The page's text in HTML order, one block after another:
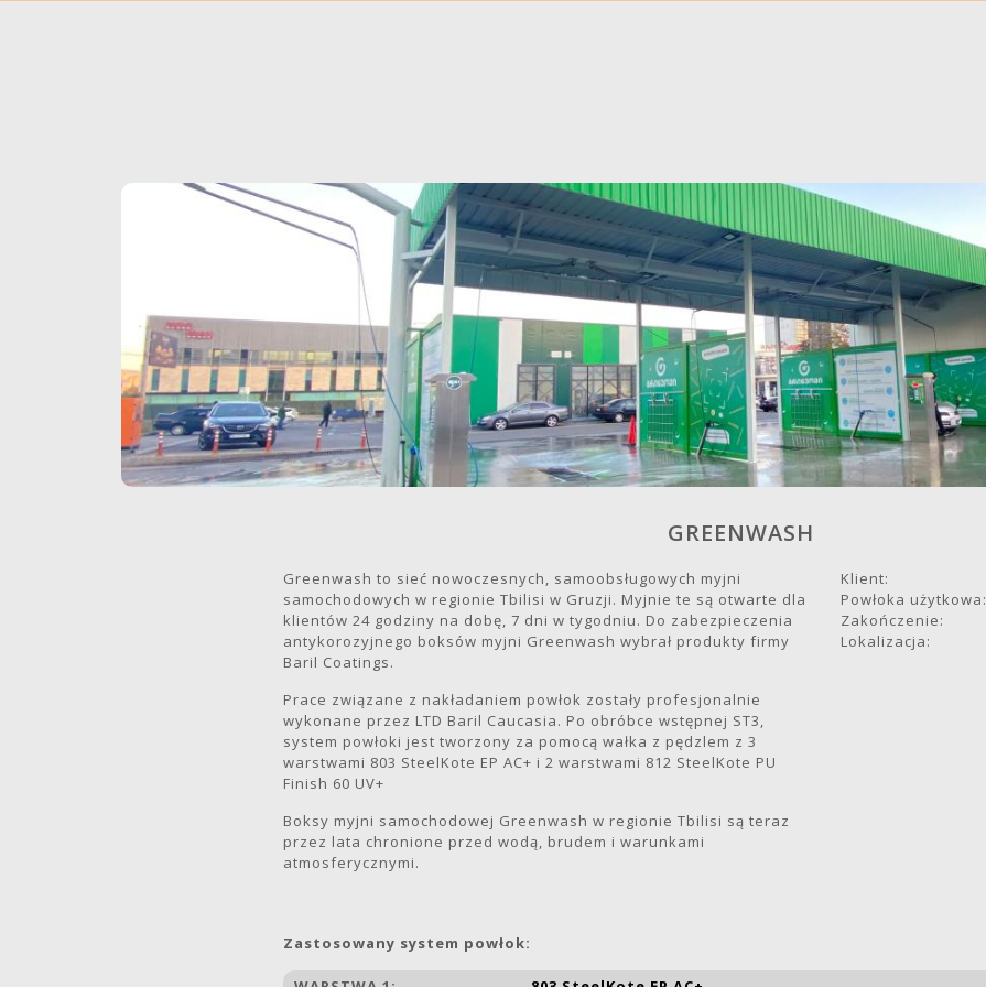
GREENWASH
Greenwash to sieć nowoczesnych, samoobsługowych myjni
samochodowych w regionie Tbilisi w Gruzji. Myjnie te są otwarte dla
klientów 24 godziny na dobę, 7 dni w tygodniu. Do zabezpieczenia
antykorozyjnego boksów myjni Greenwash wybrał produkty firmy
Baril Coatings.
Prace związane z nakładaniem powłok zostały profesjonalnie
wykonane przez LTD Baril Caucasia. Po obróbce wstępnej ST3,
system powłoki jest tworzony za pomocą wałka z pędzlem z 3
warstwami 803 SteelKote EP AC+ i 2 warstwami 812 SteelKote PU
Finish 60 UV+
Boksy myjni samochodowej Greenwash w regionie Tbilisi są teraz
przez lata chronione przed wodą, brudem i warunkami
atmosferycznymi.
Klient:
Powłoka użytkowa:
Zakończenie:
Lokalizacja:
Zastosowany system powłok: